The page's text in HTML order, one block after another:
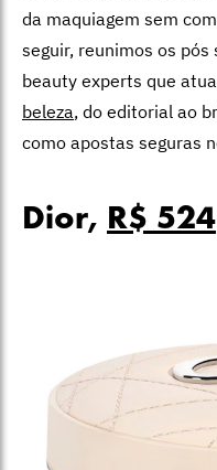
da maquiagem sem
seguir, reunimos os
beauty experts que
beleza, do editorial ao
como apostas seguras
Dior, R$ 524